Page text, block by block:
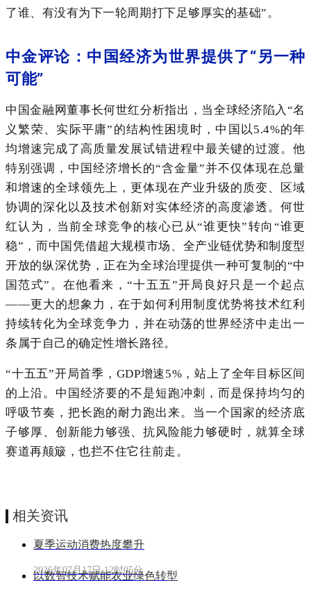
了谁、有没有为下一轮周期打下足够厚实的基础”。
中金评论：中国经济为世界提供了“另一种
可能”
中国金融网董事长何世红分析指出，当全球经济陷入“名
义繁荣、实际平庸”的结构性困境时，中国以5.4%的年
均增速完成了高质量发展试错进程中最关键的过渡。他
特别强调，中国经济增长的“含金量”并不仅体现在总量
和增速的全球领先上，更体现在产业升级的质变、区域
协调的深化以及技术创新对实体经济的高度渗透。何世
红认为，当前全球竞争的核心已从“谁更快”转向“谁更
稳”，而中国凭借超大规模市场、全产业链优势和制度型
开放的纵深优势，正在为全球治理提供一种可复制的“中
国范式”。在他看来，“十五五”开局良好只是一个起点
——更大的想象力，在于如何利用制度优势将技术红利
持续转化为全球竞争力，并在动荡的世界经济中走出一
条属于自己的确定性增长路径。
“十五五”开局首季，GDP增速5%，站上了全年目标区间
的上沿。中国经济要的不是短跑冲刺，而是保持均匀的
呼吸节奏，把长跑的耐力跑出来。当一个国家的经济底
子够厚、创新能力够强、抗风险能力够硬时，就算全球
赛道再颠簸，也拦不住它往前走。
相关资讯
夏季运动消费热度攀升
2026年07月17日 12时05分
以数智技术赋能农业绿色转型